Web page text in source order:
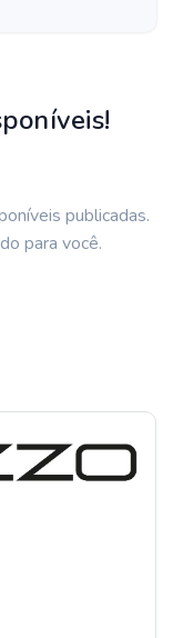
publicadas.
para você.